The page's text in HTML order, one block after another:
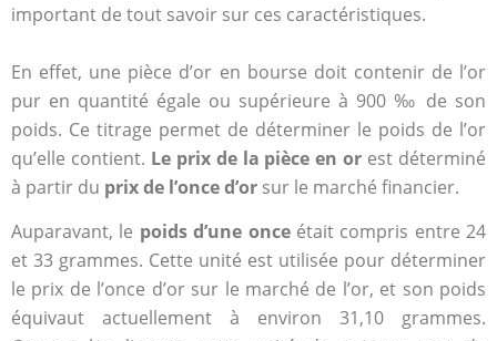
important de tout savoir sur ces caractéristiques.
En effet, une pièce d’or en bourse doit contenir de l’or
pur en quantité égale ou supérieure à 900 ‰ de son
poids. Ce titrage permet de déterminer le poids de l’or
qu’elle contient. Le prix de la pièce en or est déterminé
à partir du prix de l’once d’or sur le marché financier.
Auparavant, le poids d’une onceétait compris entre 24
et 33 grammes. Cette unité est utilisée pour déterminer
le prix de l’once d’or sur le marché de l’or, et son poids
équivaut actuellement à environ 31,10 grammes.